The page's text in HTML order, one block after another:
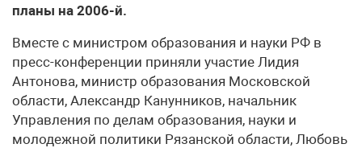
планы на 2006-й.
Вместе с министром образования и науки РФ в
преcс-конференции приняли участие Лидия
Антонова, министр образования Московской
области, Александр Канунников, начальник
Управления по делам образования, науки и
молодежной политики Рязанской области, Любовь